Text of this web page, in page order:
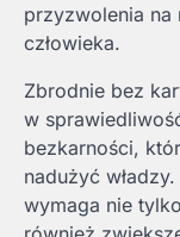
przyzwolenia na
człowieka.
Zbrodnie bez
w
bezkarności,
nadużyć
wymaga nie